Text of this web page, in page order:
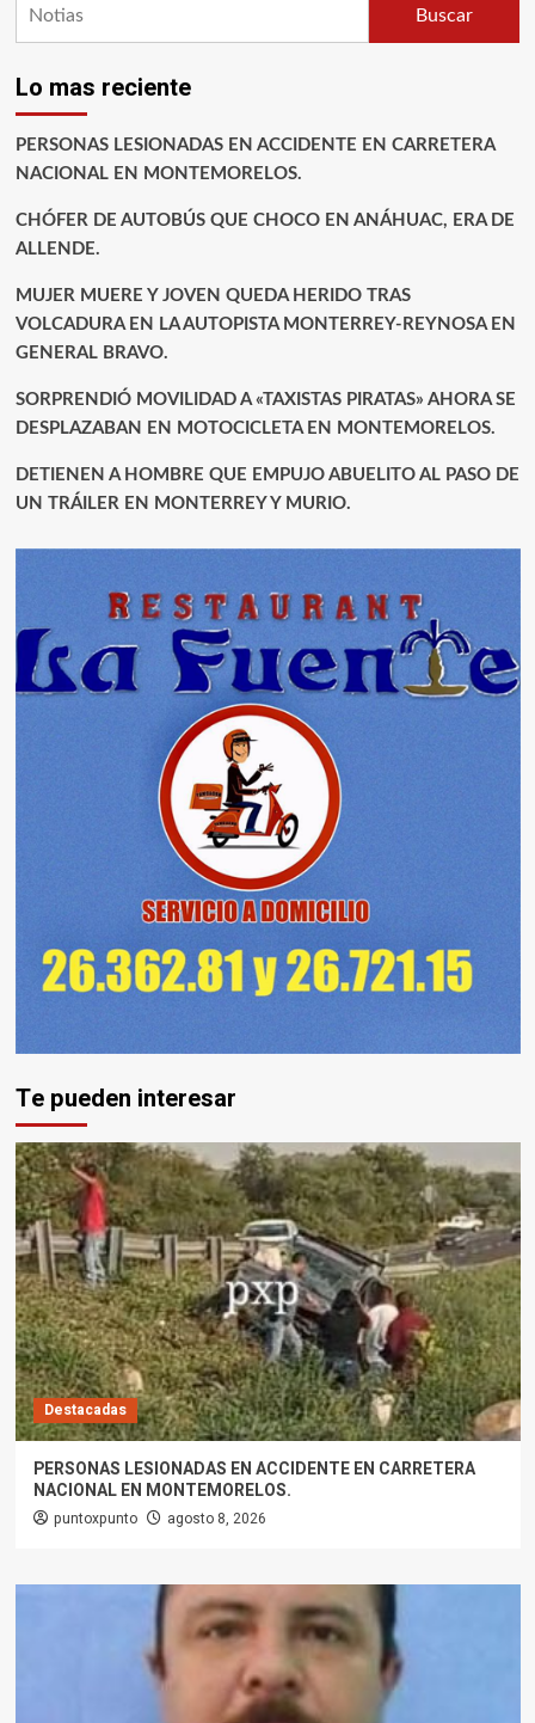
Buscar
Lo mas reciente
PERSONAS LESIONADAS EN ACCIDENTE EN CARRETERA
NACIONAL EN MONTEMORELOS.
CHÓFER DE AUTOBÚS QUE CHOCO EN ANÁHUAC, ERA DE
ALLENDE.
MUJER MUERE Y JOVEN QUEDA HERIDO TRAS
VOLCADURA EN LA AUTOPISTA MONTERREY-REYNOSA EN
GENERAL BRAVO.
SORPRENDIÓ MOVILIDAD A «TAXISTAS PIRATAS» AHORA SE
DESPLAZABAN EN MOTOCICLETA EN MONTEMORELOS.
DETIENEN A HOMBRE QUE EMPUJO ABUELITO AL PASO DE
UN TRÁILER EN MONTERREY Y MURIO.
Te pueden interesar
Destacadas
PERSONAS LESIONADAS EN ACCIDENTE EN CARRETERA
NACIONAL EN MONTEMORELOS.
puntoxpunto agosto 8, 2026